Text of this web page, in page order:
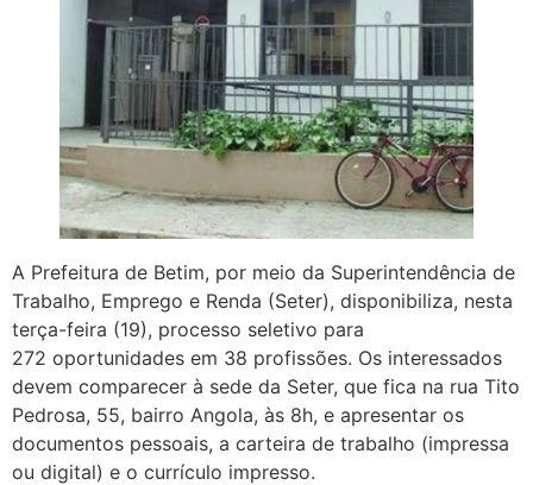
A Prefeitura de Betim, por meio da Superintendência de
Trabalho, Emprego e Renda (Seter), disponibiliza, nesta
terça-feira (19), processo seletivo para
272 oportunidades em 38 profissões. Os interessados
devem comparecer à sede da Seter, que fica na rua Tito
Pedrosa, 55, bairro Angola, às 8h, e apresentar os
documentos pessoais, a carteira de trabalho (impressa
ou digital) e o currículo impresso.